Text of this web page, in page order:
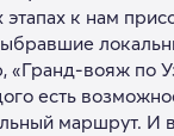
этапах к нам
«Гранд-вояж по
есть
маршрут. И